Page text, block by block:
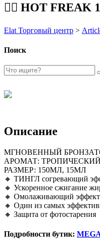
❤️‍🔥 HOT FREAK
Elat Торговый центр >
Поиск
Описание
МГНОВЕННЫЙ
АРОМАТ:
РАЗМЕР: 150МЛ, 15МЛ
🔸 ТИНГЛ согревающий
🔸 Ускоренное сжигание
🔸 Омолаживающий эффект
🔸 Один из самых
🔸 Защита от фотостарения
Подробности бутик: